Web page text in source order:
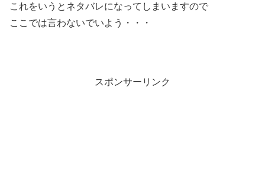
これをいうとネタバレになってしまいますので
ここでは言わないでいよう・・・
スポンサーリンク